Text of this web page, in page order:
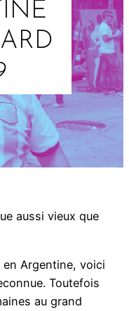
aussi vieux que
Argentine, voici
Toutefois
au grand